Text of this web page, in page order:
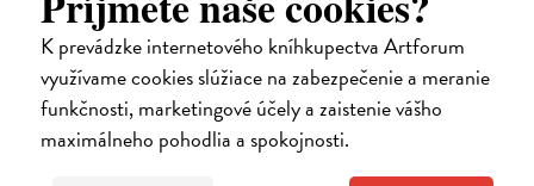
K prevádzke internetového kníhkupectva Artforum
využívame cookies slúžiace na zabezpečenie a meranie
funkčnosti, marketingové účely a zaistenie vášho
maximálneho pohodlia a spokojnosti.
Tvorba jako způsob poznávání
Chrz Vladimír, Slavik Jan, Štech Stanislav| Elektronická kniha
Tvorba anebo tvořivost, založená na myšlence osvobození a rozvíjení
lidské přirozenosti, patřila k velkým tématům modernistické
psychologie i pedagogiky a zájem o ni setrvává i v dnešním školském
diskurzu.…